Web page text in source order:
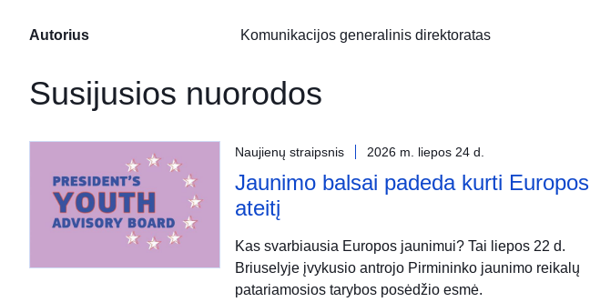
Autorius Komunikacijos generalinis direktoratas
Susijusios nuorodos
Naujienų straipsnis 2026 m. liepos 24 d.
Jaunimo balsai padeda kurti Europos
ateitį
Kas svarbiausia Europos jaunimui? Tai liepos 22 d.
Briuselyje įvykusio antrojo Pirmininko jaunimo reikalų
patariamosios tarybos posėdžio esmė.